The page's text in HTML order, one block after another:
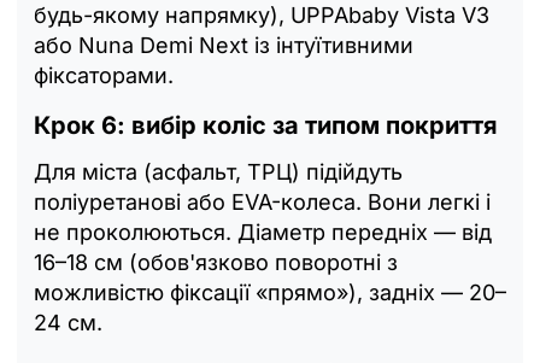
будь-якому напрямку), UPPAbaby Vista V3
або Nuna Demi Next із інтуїтивними
фіксаторами.
Крок 6: вибір коліс за типом покриття
Для міста (асфальт, ТРЦ) підійдуть
поліуретанові або EVA-колеса. Вони легкі і
не проколюються. Діаметр передніх — від
16–18 см (обов'язково поворотні з
можливістю фіксації «прямо»), задніх — 20–
24 см.